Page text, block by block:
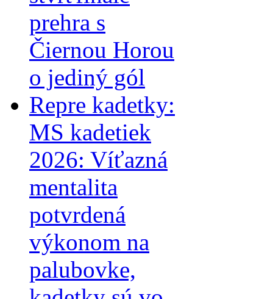
prehra s
Čiernou Horou
o jediný gól
Repre kadetky:
MS kadetiek
2026: Víťazná
mentalita
potvrdená
výkonom na
palubovke,